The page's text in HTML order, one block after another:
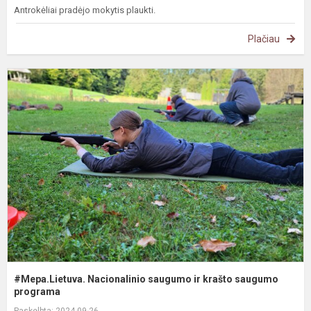
Antrokėliai pradėjo mokytis plaukti.
Plačiau
#Mepa.Lietuva. Nacionalinio saugumo ir krašto saugumo
programa